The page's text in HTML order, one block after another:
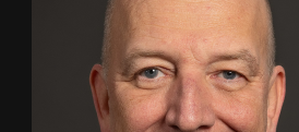
Auf Facebook anzeigen Teilen